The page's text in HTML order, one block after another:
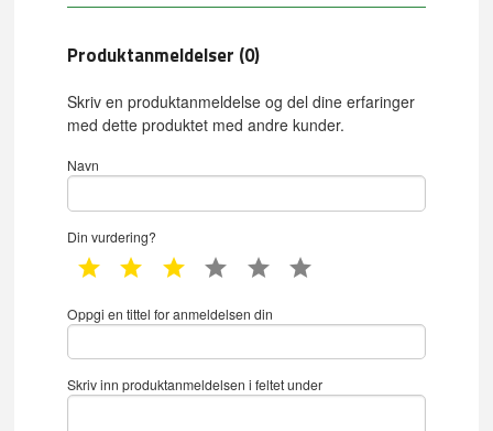
Produktanmeldelser (0)
Skriv en produktanmeldelse og del dine erfaringer
med dette produktet med andre kunder.
Navn
Din vurdering?
1 star 2 star 3 star 4 star 5 star
Oppgi en tittel for anmeldelsen din
Skriv inn produktanmeldelsen i feltet under